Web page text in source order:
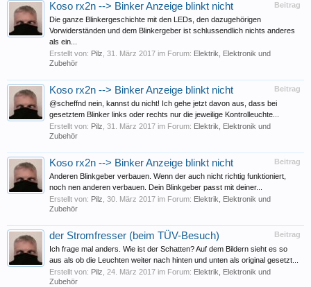
Beitrag
Koso rx2n --> Binker Anzeige blinkt nicht
Die ganze Blinkergeschichte mit den LEDs, den dazugehörigen
Vorwiderständen und dem Blinkergeber ist schlussendlich nichts anderes
als ein...
Erstellt von: Pilz 31. März 2017 im Forum: Elektrik, Elektronik und
Zubehör
Beitrag
Koso rx2n --> Binker Anzeige blinkt nicht
@scheffnd nein, kannst du nicht! Ich gehe jetzt davon aus, dass bei
gesetztem Blinker links oder rechts nur die jeweilige Kontrolleuchte...
Erstellt von: Pilz 31. März 2017 im Forum: Elektrik, Elektronik und
Zubehör
Beitrag
Koso rx2n --> Binker Anzeige blinkt nicht
Anderen Blinkgeber verbauen. Wenn der auch nicht richtig funktioniert,
noch nen anderen verbauen. Dein Blinkgeber passt mit deiner...
Erstellt von: Pilz 30. März 2017 im Forum: Elektrik, Elektronik und
Zubehör
Beitrag
der Stromfresser (beim TÜV-Besuch)
Ich frage mal anders. Wie ist der Schatten? Auf dem Bildern sieht es so
aus als ob die Leuchten weiter nach hinten und unten als original gesetzt...
Erstellt von: Pilz 24. März 2017 im Forum: Elektrik, Elektronik und
Zubehör